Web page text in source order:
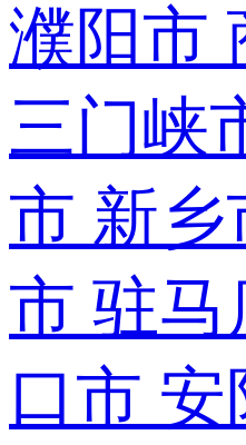
濮阳市
三门峡
市 新乡
市 驻马
口市 安